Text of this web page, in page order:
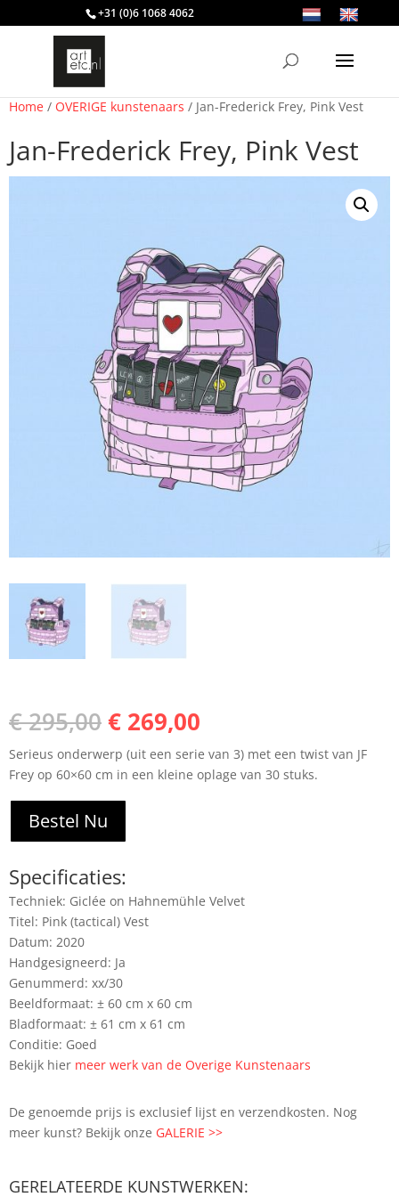
+31 (0)6 1068 4062
Home / OVERIGE kunstenaars / Jan-Frederick Frey, Pink Vest
Jan-Frederick Frey, Pink Vest
€295,00Oorspronkelijke
prijs
was:
€ 295,00.
€ 269,00
is:
€ 269,00.
Serieus onderwerp (uit een serie van 3) met een twist van JF
Frey op 60×60 cm in een kleine oplage van 30 stuks.
Bestel Nu
Specificaties:
Techniek: Giclée on Hahnemühle Velvet
Titel: Pink (tactical) Vest
Datum: 2020
Handgesigneerd: Ja
Genummerd: xx/30
Beeldformaat: ± 60 cm x 60 cm
Bladformaat: ± 61 cm x 61 cm
Conditie: Goed
Bekijk hier meer werk van de Overige Kunstenaars
De genoemde prijs is exclusief lijst en verzendkosten. Nog
meer kunst? Bekijk onze GALERIE >>
GERELATEERDE KUNSTWERKEN: